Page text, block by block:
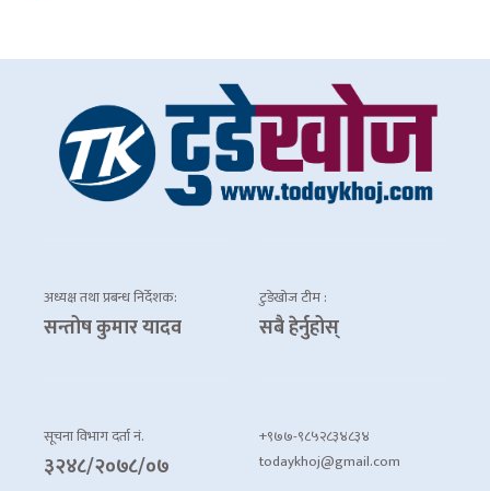
अध्यक्ष तथा प्रबन्ध निर्देशक:
सन्तोष कुमार यादव
टुडेखोज टीम :
सबै हेर्नुहोस्
सूचना विभाग दर्ता नं.
३२४८/२०७८/०७
+९७७-९८५२८३४८३४
todaykhoj@gmail.com